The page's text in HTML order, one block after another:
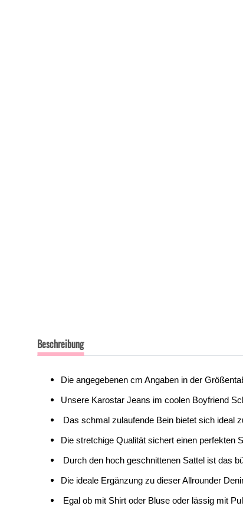
Beschreibung
Die angegebenen cm Angaben in der
Unsere Karostar Jeans im coolen Boyfriend
Das schmal zulaufende Bein bietet sich ideal
Die stretchige Qualität sichert einen perfekten
Durch den hoch geschnittenen Sattel ist das
Die ideale Ergänzung zu dieser Allrounder
Egal ob mit Shirt oder Bluse oder lässig mit